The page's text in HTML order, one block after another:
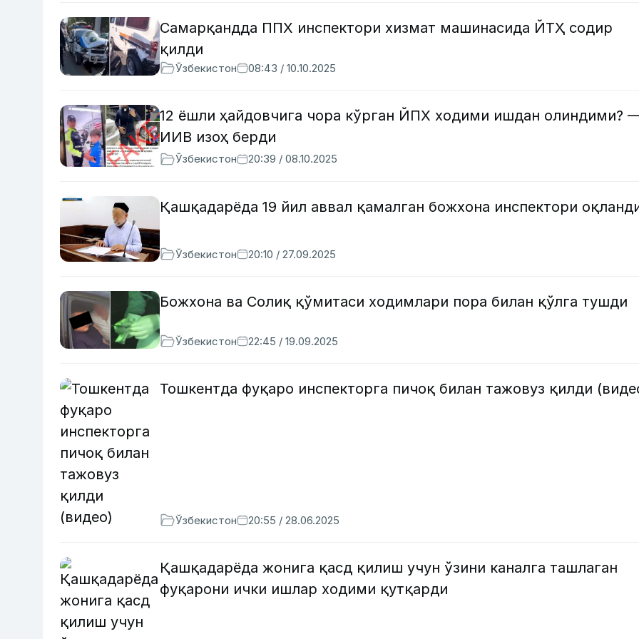
Самарқандда ППХ инспектори хизмат машинасида ЙТҲ содир
қилди
Ўзбекистон 08:43 / 10.10.2025
12 ёшли ҳайдовчига чора кўрган ЙПХ ходими ишдан олиндими?
ИИВ изоҳ берди
Ўзбекистон 20:39 / 08.10.2025
Қашқадарёда 19 йил аввал қамалган божхона инспектори
Ўзбекистон 20:10 / 27.09.2025
Божхона ва Солиқ қўмитаси ходимлари пора билан қўлга тушди
Ўзбекистон 22:45 / 19.09.2025
Тошкентда фуқаро инспекторга пичоқ билан тажовуз қилди
Ўзбекистон 20:55 / 28.06.2025
Қашқадарёда жонига қасд қилиш учун ўзини каналга ташлаган
фуқарони ички ишлар ходими қутқарди